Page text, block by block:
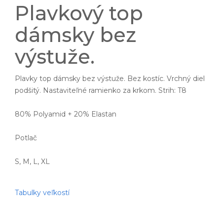
Plavkový top
dámsky bez
výstuže.
Plavky top dámsky bez výstuže. Bez kostíc. Vrchný diel
podšitý. Nastaviteľné ramienko za krkom. Strih: T8
80% Polyamid + 20% Elastan
Potlač
S, M, L, XL
Tabulky veľkostí